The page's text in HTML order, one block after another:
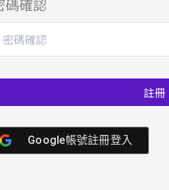
碼確認
註冊
Google帳號註冊登入